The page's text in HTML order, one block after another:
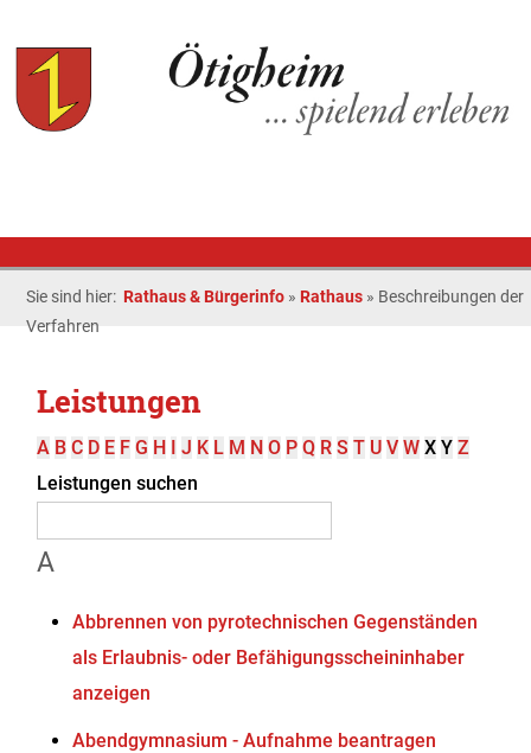
Sie sind hier: Rathaus & Bürgerinfo » Rathaus » Beschreibungen der
Verfahren
Leistungen
A B C D E F G H I J K L M N O P Q R S T U V W X Y Z
Leistungen suchen
A
Abbrennen von pyrotechnischen Gegenständen
als Erlaubnis- oder Befähigungsscheininhaber
anzeigen
Abendgymnasium - Aufnahme beantragen